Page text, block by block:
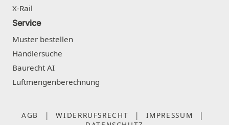
X-Rail
Service
Muster bestellen
Händlersuche
Baurecht AI
Luftmengenberechnung
AGB | WIDERRUFSRECHT | IMPRESSUM
|